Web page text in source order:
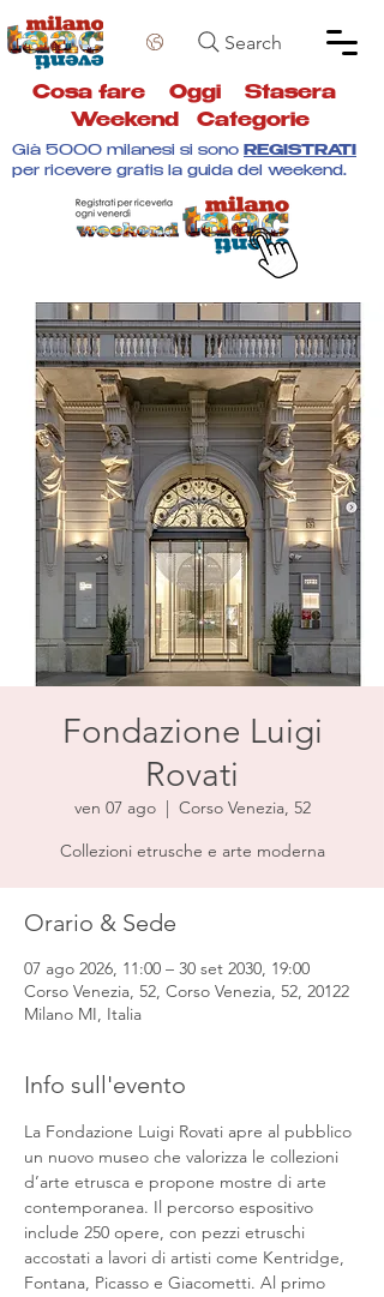
Search
Cosa fare Oggi Stasera
Weekend
Categorie
Già 5000 milanesi si sono REGISTRATI
per ricevere gratis la guida del weekend.
Fondazione Luigi
Rovati
ven 07 ago
  |
Corso Venezia, 52
Collezioni etrusche e arte moderna
Orario & Sede
07 ago 2026, 11:00 – 30 set 2030, 19:00
Corso Venezia, 52, Corso Venezia, 52, 20122
Milano MI, Italia
Info sull'evento
La Fondazione Luigi Rovati apre al pubblico
un nuovo museo che valorizza le collezioni
d’arte etrusca e propone mostre di arte
contemporanea. Il percorso espositivo
include 250 opere, con pezzi etruschi
accostati a lavori di artisti come Kentridge,
Fontana, Picasso e Giacometti. Al primo